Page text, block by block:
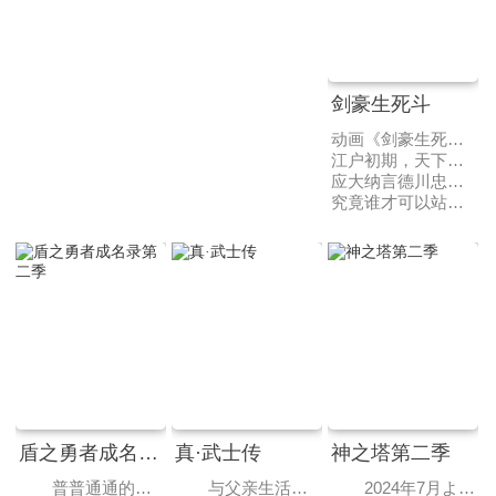
剑豪生死斗
动画《剑豪生死斗》改编自南條範夫原作的同名漫画。
江户初期，天下太平。
应大纳言德川忠长的命令，一直都是以木剑来进行的殿前比武改为使用真剑。参加这一场比武的是岩本虎眼道场的同门——独臂的藤木源之助和盲眼的伊良子清玄。
究竟谁才可以站在武士道的顶点？残酷的命运开始了……
盾之勇者成名录第二季
普普通通的大学生——岩谷尚文受到召唤来到异世界，成为了四圣勇者之一——“盾之勇者”。尽管蒙受不白之冤，多次遭到迫害，他依旧和拉芙塔莉雅、菲洛和梅尔蒂这几个好伙伴齐心协力，从威胁世界的灾厄“浪潮”中保护着人们。在自身的努力和梅洛马格女王的帮助下，尚文恢复了名誉，获得了自己的领地，并为应对即将再次袭来的浪潮进行着准备。然而，在梅洛马格东方的灵龟国，能带来前所未有灾难的魔物——灵龟复活了。尚文接受了女王讨伐灵龟的委托，一行人带上新加入的队友莉西亚前往灵龟国。在联军陆续集结之时，灵龟国国王侧室——奥斯特·蓬莱摄政王妃出现在了尚文面前。尚文从她口中得知，灵龟是被人以非常规方式复活的。他们究竟能否讨伐灵龟，揪出幕后黑手呢？
真·武士传
与父亲生活在森林的少年铁剑，想成为天下第一剑士。在一次偶然中，他被大猩猩追击无意间到达城市，与被“剑”的魔力影响而成为鬼的高中生剑道高手鬼丸猛产生斗争，开启了寻找“剑”的旅途。
神之塔第二季
2024年7月より放送決定。原作でも人気の「王子の帰還」「工房戦」の２エピソードが描かれます。